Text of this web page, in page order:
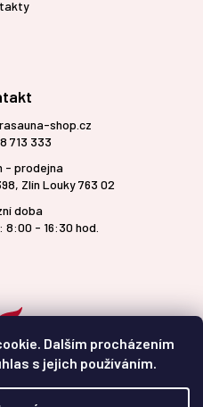
Dalším procházením
s jejich používáním.
shop.cz
713 333
- prodejna
Zlín Louky 763 02
doba
- 16:30 hod.